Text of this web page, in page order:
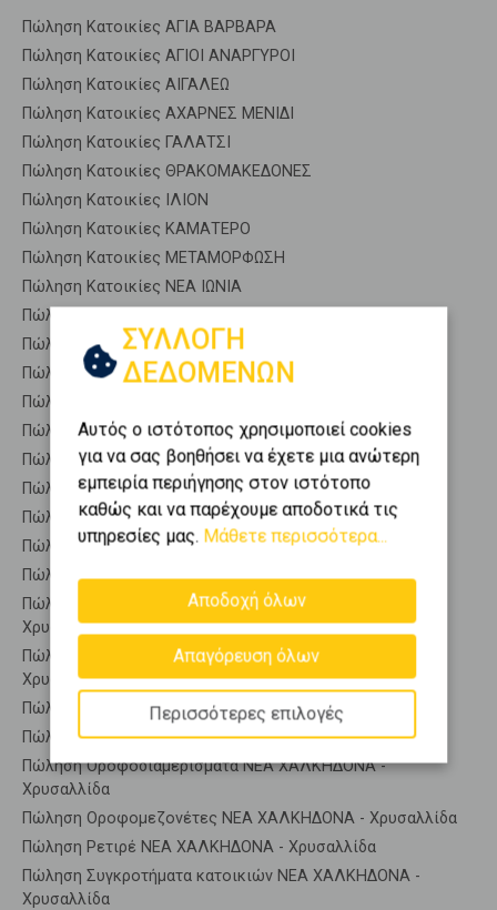
Πώληση Κατοικίες ΑΓΙΑ ΒΑΡΒΑΡΑ
Πώληση Κατοικίες ΑΓΙΟΙ ΑΝΑΡΓΥΡΟΙ
Πώληση Κατοικίες ΑΙΓΑΛΕΩ
Πώληση Κατοικίες ΑΧΑΡΝΕΣ ΜΕΝΙΔΙ
Πώληση Κατοικίες ΓΑΛΑΤΣΙ
Πώληση Κατοικίες ΘΡΑΚΟΜΑΚΕΔΟΝΕΣ
Πώληση Κατοικίες ΙΛΙΟΝ
Πώληση Κατοικίες ΚΑΜΑΤΕΡΟ
Πώληση Κατοικίες ΜΕΤΑΜΟΡΦΩΣΗ
Πώληση Κατοικίες ΝΕΑ ΙΩΝΙΑ
Πώληση Κατοικίες ΝΕΑ ΦΙΛΑΔΕΛΦΕΙΑ
Πώληση Κατοικίες ΝΕΑ ΧΑΛΚΗΔΟΝΑ
Πώληση Κατοικίες ΠΕΡΙΣΤΕΡΙ
Πώληση Κατοικίες ΠΕΤΡΟΥΠΟΛΗ
Πώληση Κατοικίες ΧΑΪΔΑΡΙ
Πώληση Κατοικίες ΒΑΡΥΜΠΟΜΠΗ
Πώληση Αποθήκες ΝΕΑ ΧΑΛΚΗΔΟΝΑ - Χρυσαλλίδα
Πώληση Γκαρσονιέρες ΝΕΑ ΧΑΛΚΗΔΟΝΑ - Χρυσαλλίδα
Πώληση Διαμερίσματα ΝΕΑ ΧΑΛΚΗΔΟΝΑ - Χρυσαλλίδα
Πώληση Κτίρια ΝΕΑ ΧΑΛΚΗΔΟΝΑ - Χρυσαλλίδα
Πώληση Μεζονέτες (ανεξάρτητη) ΝΕΑ ΧΑΛΚΗΔΟΝΑ -
Χρυσαλλίδα
Πώληση Μεζονέτες (εφαπτόμενη) ΝΕΑ ΧΑΛΚΗΔΟΝΑ -
Χρυσαλλίδα
Πώληση Μονοκατοικίες ΝΕΑ ΧΑΛΚΗΔΟΝΑ - Χρυσαλλίδα
Πώληση Οικίες ΝΕΑ ΧΑΛΚΗΔΟΝΑ - Χρυσαλλίδα
Πώληση Οροφοδιαμερίσματα ΝΕΑ ΧΑΛΚΗΔΟΝΑ -
Χρυσαλλίδα
Πώληση Οροφομεζονέτες ΝΕΑ ΧΑΛΚΗΔΟΝΑ - Χρυσαλλίδα
Πώληση Ρετιρέ ΝΕΑ ΧΑΛΚΗΔΟΝΑ - Χρυσαλλίδα
Πώληση Συγκροτήματα κατοικιών ΝΕΑ ΧΑΛΚΗΔΟΝΑ -
Χρυσαλλίδα
ΣΥΛΛΟΓΗ
ΔΕΔΟΜΕΝΩΝ
Αυτός ο ιστότοπος χρησιμοποιεί cookies
για να σας βοηθήσει να έχετε μια ανώτερη
εμπειρία περιήγησης στον ιστότοπο
καθώς και να παρέχουμε αποδοτικά τις
υπηρεσίες μας. Μάθετε περισσότερα...
Αποδοχή όλων
Απαγόρευση όλων
Περισσότερες επιλογές